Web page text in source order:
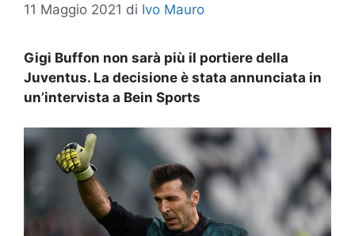
11 Maggio 2021 di Ivo Mauro
Gigi Buffon non sarà più il portiere della
Juventus. La decisione è stata annunciata in
un’intervista a Bein Sports